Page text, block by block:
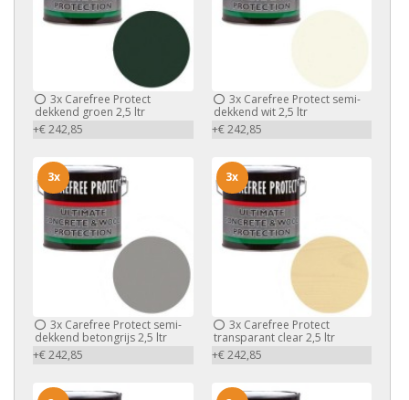
3x Carefree Protect
dekkend groen 2,5 ltr
+€ 242,85
3xCarefree Protect semi-
dekkend wit 2,5 ltr
+€ 242,85
3x Carefree Protect semi-
dekkend betongrijs 2,5 ltr
+€ 242,85
3x
3xCarefree Protect
transparant clear 2,5 ltr
+€ 242,85
3x